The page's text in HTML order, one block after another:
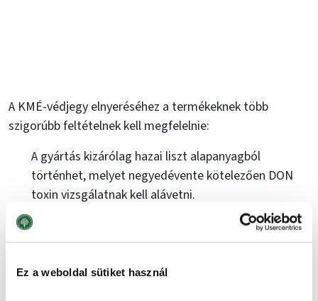
Ez a weboldal sütiket használ
A KMÉ-védjegy elnyeréséhez a termékeknek több
szigorúbb feltételnek kell megfelelnie:
A gyártás kizárólag hazai liszt alapanyagból
történhet, melyet negyedévente kötelezően DON
toxin vizsgálatnak kell alávetni.
Pálmaolajat nem tartalmazhat, kivéve, ha
fenntartható RSPO igazolással rendelkezik.
felhasználni a gyártás során.